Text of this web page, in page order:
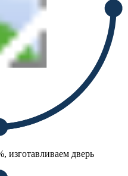
изготавливаем дверь